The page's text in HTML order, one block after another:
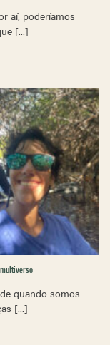
aí, poderíamos
[...]
quando somos
[...]